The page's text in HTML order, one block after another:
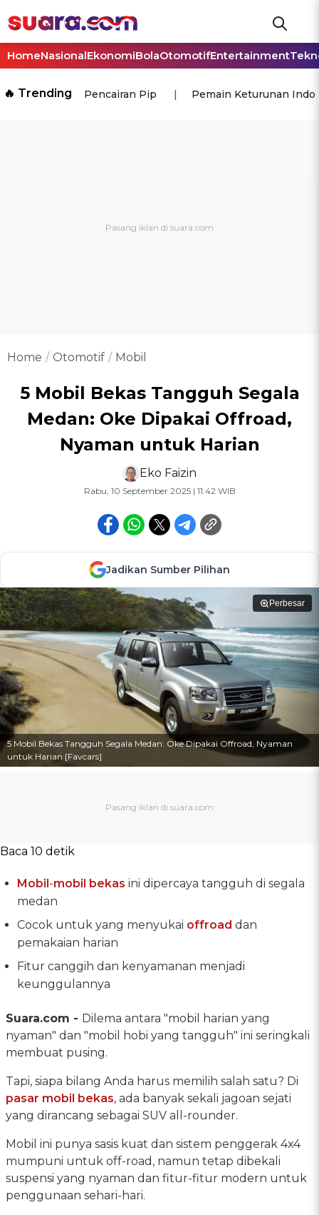
HomeNasionalEkonomiBolaOtomotifEntertainment
🔥 Trending Pencairan Pip Pemain Keturunan
Home Otomotif Mobil
5 Mobil Bekas Tangguh Segala
Medan: Oke Dipakai Offroad,
Nyaman untuk Harian
Eko Faizin
Rabu, 10 September 2025 | 11:42 WIB
Jadikan Sumber Pilihan
Perbesar
5 Mobil Bekas Tangguh Segala Medan: Oke Dipakai Offroad, Nyaman
untuk Harian [Favcars]
Baca 10 detik
Mobil-mobil bekas ini dipercaya tangguh di segala
medan
Cocok untuk yang menyukai offroad dan
pemakaian harian
Fitur canggih dan kenyamanan menjadi
keunggulannya
Suara.com - Dilema antara "mobil harian yang
nyaman" dan "mobil hobi yang tangguh" ini seringkali
membuat pusing.
Tapi, siapa bilang Anda harus memilih salah satu? Di
pasar mobil bekas, ada banyak sekali jagoan sejati
yang dirancang sebagai SUV all-rounder.
Mobil ini punya sasis kuat dan sistem penggerak 4x4
mumpuni untuk off-road, namun tetap dibekali
suspensi yang nyaman dan fitur-fitur modern untuk
penggunaan sehari-hari.